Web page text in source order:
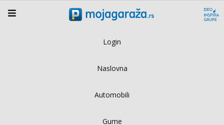
Login
Naslovna
Automobili
Gume